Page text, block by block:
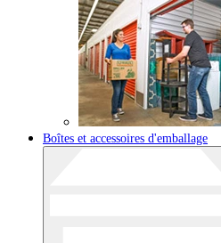
Boîtes et accessoires d'emballage